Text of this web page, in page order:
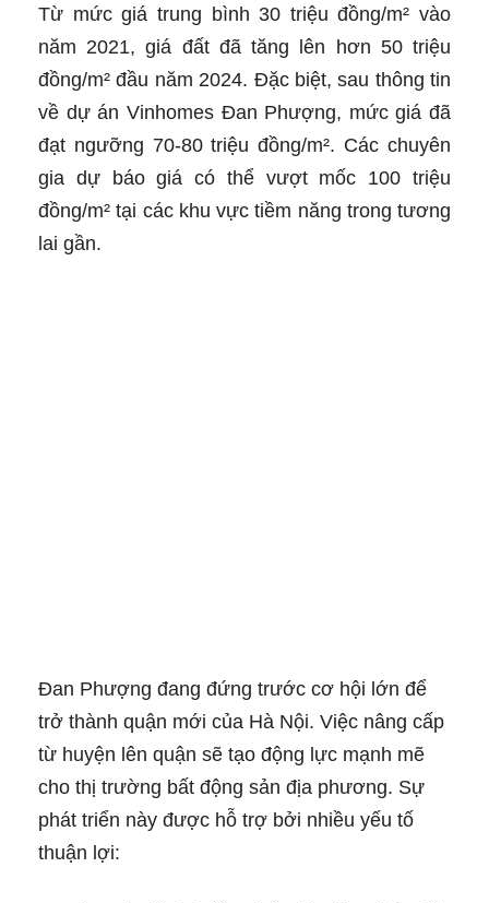
Từ mức giá trung bình 30 triệu đồng/m² vào
năm 2021, giá đất đã tăng lên hơn 50 triệu
đồng/m² đầu năm 2024. Đặc biệt, sau thông tin
về dự án Vinhomes Đan Phượng, mức giá đã
đạt ngưỡng 70-80 triệu đồng/m². Các chuyên
gia dự báo giá có thể vượt mốc 100 triệu
đồng/m² tại các khu vực tiềm năng trong tương
lai gần.
Đan Phượng đang đứng trước cơ hội lớn để
trở thành quận mới của Hà Nội. Việc nâng cấp
từ huyện lên quận sẽ tạo động lực mạnh mẽ
cho thị trường bất động sản địa phương. Sự
phát triển này được hỗ trợ bởi nhiều yếu tố
thuận lợi: